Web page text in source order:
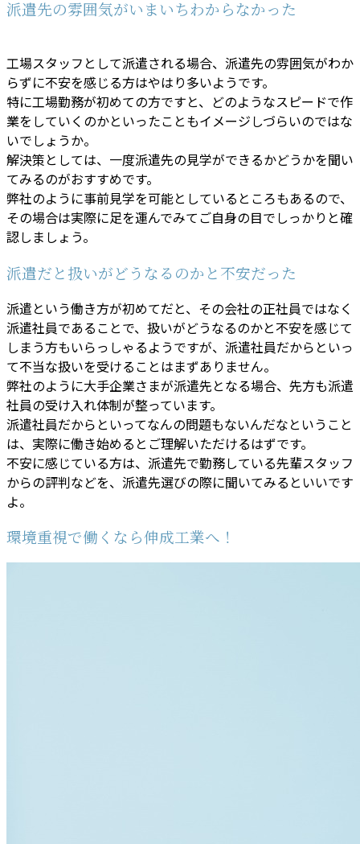
派遣先の雰囲気がいまいちわからなかった
工場スタッフとして派遣される場合、派遣先の雰囲気がわか
らずに不安を感じる方はやはり多いようです。
特に工場勤務が初めての方ですと、どのようなスピードで作
業をしていくのかといったこともイメージしづらいのではな
いでしょうか。
解決策としては、一度派遣先の見学ができるかどうかを聞い
てみるのがおすすめです。
弊社のように事前見学を可能としているところもあるので、
その場合は実際に足を運んでみてご自身の目でしっかりと確
認しましょう。
派遣だと扱いがどうなるのかと不安だった
派遣という働き方が初めてだと、その会社の正社員ではなく
派遣社員であることで、扱いがどうなるのかと不安を感じて
しまう方もいらっしゃるようですが、派遣社員だからといっ
て不当な扱いを受けることはまずありません。
弊社のように大手企業さまが派遣先となる場合、先方も派遣
社員の受け入れ体制が整っています。
派遣社員だからといってなんの問題もないんだなということ
は、実際に働き始めるとご理解いただけるはずです。
不安に感じている方は、派遣先で勤務している先輩スタッフ
からの評判などを、派遣先選びの際に聞いてみるといいです
よ。
環境重視で働くなら伸成工業へ！